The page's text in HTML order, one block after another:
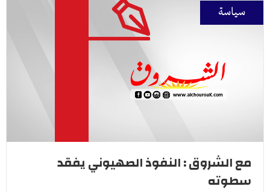
سياسة
مع الشروق : النفوذ الصهيوني يفقد
سطوته